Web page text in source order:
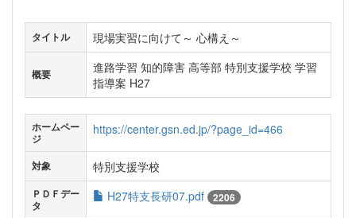
タイトル 現場実習に向けて～ 心構え～
概要
進路学習 知的障害 高等部 特別支援学校 学習
指導案 H27
ホームペー
ジ
https://center.gsn.ed.jp/?page_id=466
対象 特別支援学校
ＰＤＦデー
タ
H27特支長研07.pdf 2206